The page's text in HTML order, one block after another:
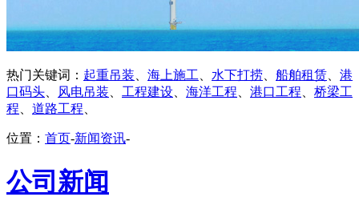
热门关键词： 起重吊装、 海上施工、 水下打捞、 船舶租赁、 港
口码头、 风电吊装、 工程建设、 海洋工程、 港口工程、 桥梁工
程、 道路工程、
位置： 首页-新闻资讯-
公司新闻